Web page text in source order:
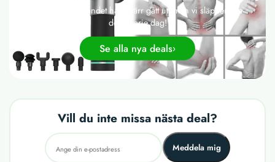
Det här erbjudandet har tyvärr gått ut, men vi släpper nya
deals varje dag!
Se alla nya deals
Vill du inte missa nästa deal?
Meddela mig